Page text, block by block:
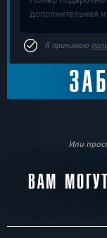
Я принимаю
Или
ВАМ